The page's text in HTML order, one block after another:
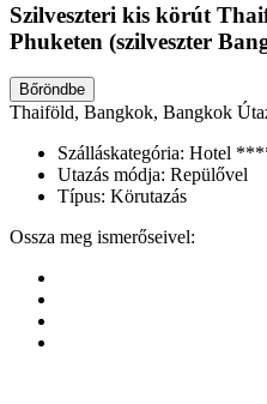
Szilveszteri kis körút
Phuketen (szilveszter
Bőröndbe
Thaiföld, Bangkok, Bangkok
Szálláskategória: Hotel
Utazás módja: Repülővel
Típus: Körutazás
Ossza meg ismerőseivel: